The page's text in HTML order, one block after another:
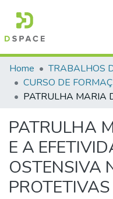
Communities &
All of DSpace
Home
PATRULHA
E A
OSTENSIVA
PROTETIVAS